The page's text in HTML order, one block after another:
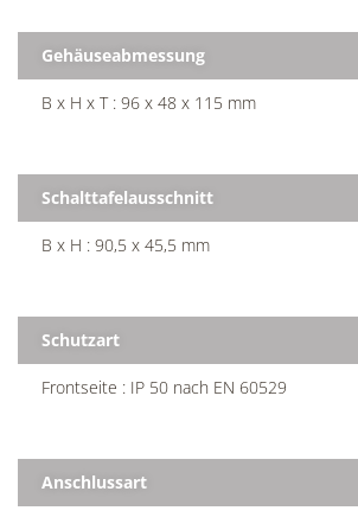
Gehäuseabmessung
B x H x T : 96 x 48 x 115 mm
Schalttafelausschnitt
B x H : 90,5 x 45,5 mm
Schutzart
Frontseite : IP 50 nach EN 60529
Anschlussart